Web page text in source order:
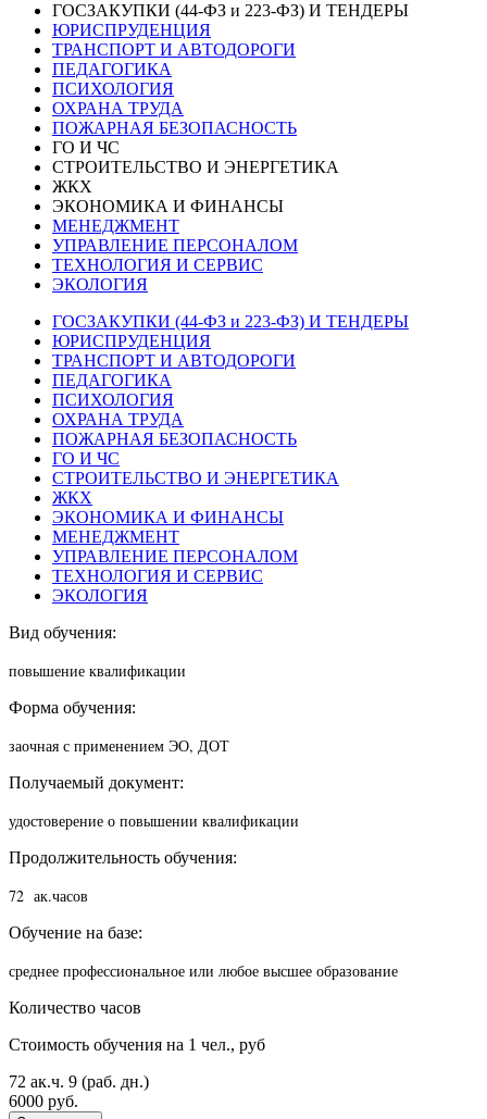
ГОСЗАКУПКИ (44-ФЗ и 223-ФЗ) И ТЕНДЕРЫ
ЮРИСПРУДЕНЦИЯ
ТРАНСПОРТ И АВТОДОРОГИ
ПЕДАГОГИКА
ПСИХОЛОГИЯ
ОХРАНА ТРУДА
ПОЖАРНАЯ БЕЗОПАСНОСТЬ
ГО И ЧС
СТРОИТЕЛЬСТВО И ЭНЕРГЕТИКА
ЖКХ
ЭКОНОМИКА И ФИНАНСЫ
МЕНЕДЖМЕНТ
УПРАВЛЕНИЕ ПЕРСОНАЛОМ
ТЕХНОЛОГИЯ И СЕРВИС
ЭКОЛОГИЯ
ГОСЗАКУПКИ (44-ФЗ и 223-ФЗ) И ТЕНДЕРЫ
ЮРИСПРУДЕНЦИЯ
ТРАНСПОРТ И АВТОДОРОГИ
ПЕДАГОГИКА
ПСИХОЛОГИЯ
ОХРАНА ТРУДА
ПОЖАРНАЯ БЕЗОПАСНОСТЬ
ГО И ЧС
СТРОИТЕЛЬСТВО И ЭНЕРГЕТИКА
ЖКХ
ЭКОНОМИКА И ФИНАНСЫ
МЕНЕДЖМЕНТ
УПРАВЛЕНИЕ ПЕРСОНАЛОМ
ТЕХНОЛОГИЯ И СЕРВИС
ЭКОЛОГИЯ
Вид обучения:
повышение квалификации
Форма обучения:
заочная с применением ЭО, ДОТ
Получаемый документ:
удостоверение о повышении квалификации
Продолжительность обучения:
72 ак.часов
Обучение на базе:
среднее профессиональное или любое высшее образование
Количество часов
Стоимость обучения на 1 чел., руб
72 ак.ч. 9 (раб. дн.)
6000 руб.